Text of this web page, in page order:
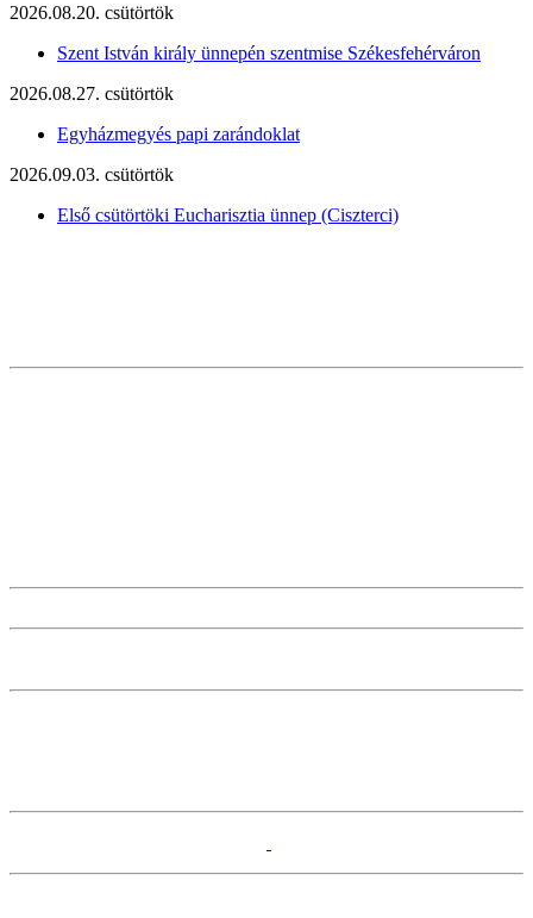
2026.08.20. csütörtök
Szent István király ünnepén szentmise Székesfehérváron
2026.08.27. csütörtök
Egyházmegyés papi zarándoklat
2026.09.03. csütörtök
Első csütörtöki Eucharisztia ünnep (Ciszterci)